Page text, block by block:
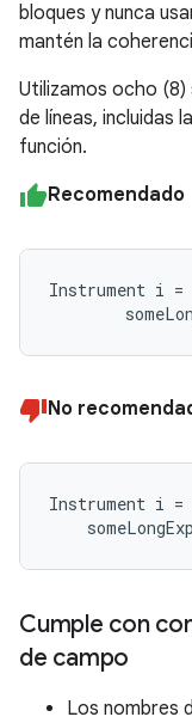
bloques y nunca
mantén la
Utilizamos ocho (8)
de líneas, incluidas
función.
Recomendado
Instrument i =
No
Instrument i =
Cumple con
de campo
Los nombres